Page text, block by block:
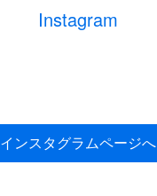
Instagram
インスタグラムページへ